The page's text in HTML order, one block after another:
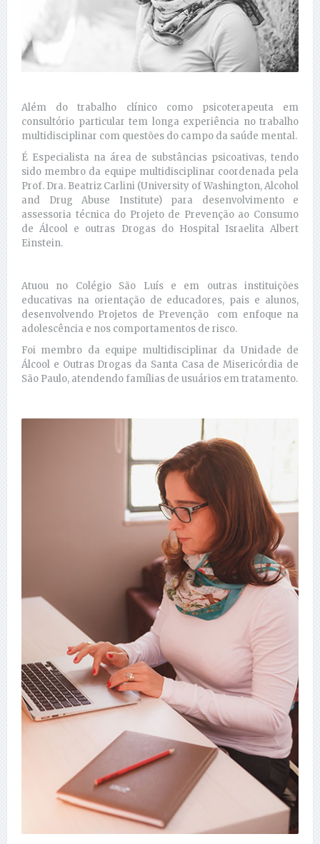
Além do trabalho clínico como psicoterapeuta em
consultório particular tem longa experiência no trabalho
multidisciplinar com questões do campo da saúde mental.
É Especialista na área de substâncias psicoativas, tendo
sido membro da equipe multidisciplinar coordenada pela
Prof. Dra. Beatriz Carlini (University of Washington, Alcohol
and Drug Abuse Institute) para desenvolvimento e
assessoria técnica do Projeto de Prevenção ao Consumo
de Álcool e outras Drogas do Hospital Israelita Albert
Einstein.
Atuou no Colégio São Luís e em outras instituições
educativas na orientação de educadores, pais e alunos,
desenvolvendo Projetos de Prevenção com enfoque na
adolescência e nos comportamentos de risco.
Foi membro da equipe multidisciplinar da Unidade de
Álcool e Outras Drogas da Santa Casa de Misericórdia de
São Paulo, atendendo famílias de usuários em tratamento.